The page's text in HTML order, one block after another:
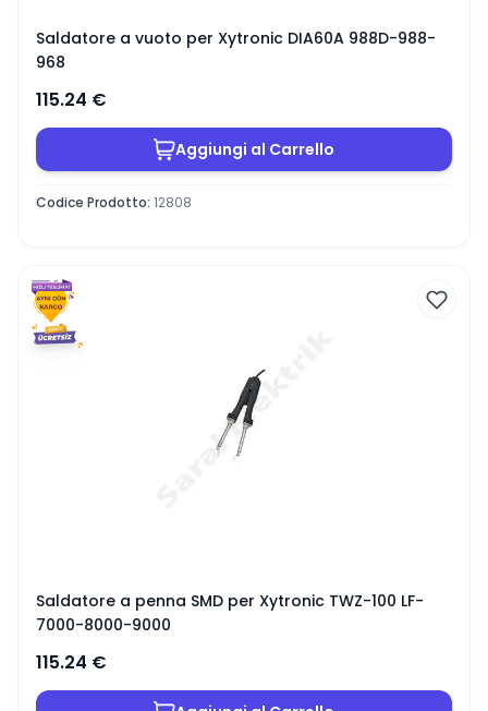
Saldatore a vuoto per Xytronic DIA60A 988D-988-
968
115.24 €
Aggiungi al Carrello
Codice Prodotto: 12808
Saldatore a penna SMD per Xytronic TWZ-100 LF-
7000-8000-9000
115.24 €